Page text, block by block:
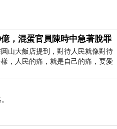
，混蛋官員陳時中急著脫罪
山大飯店提到，對待人民就像對待
，人民的痛，就是自己的痛，要愛
麼好聽，實際上根本沒做